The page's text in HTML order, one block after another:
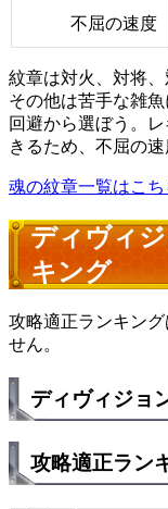
不屈の速度
紋章は対火、対将
その他は苦手な雑
回避から選ぼう。
きるため、不屈の速
魂の紋章一覧はこち
ディヴィ
キング
攻略適正ランキン
せん。
ディヴィジョ
攻略適正ラン